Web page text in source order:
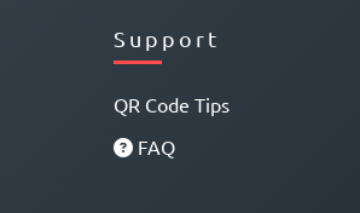
Support
QR Code Tips
FAQ